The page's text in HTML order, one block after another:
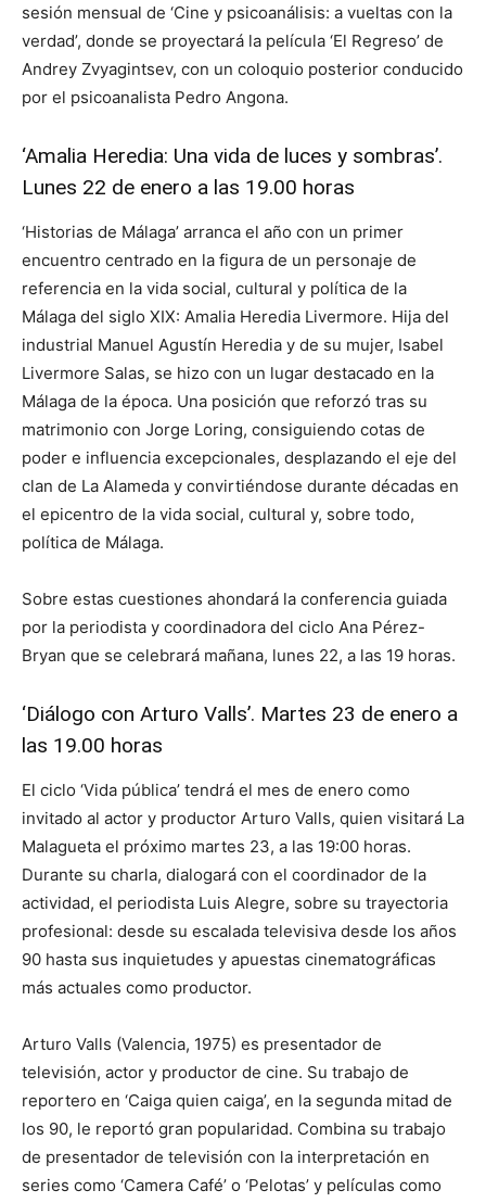
sesión mensual de ‘Cine y psicoanálisis: a vueltas con la
verdad’, donde se proyectará la película ‘El Regreso’ de
Andrey Zvyagintsev, con un coloquio posterior conducido
por el psicoanalista Pedro Angona.
‘Amalia Heredia: Una vida de luces y sombras’.
Lunes 22 de enero a las 19.00 horas
‘Historias de Málaga’ arranca el año con un primer
encuentro centrado en la figura de un personaje de
referencia en la vida social, cultural y política de la
Málaga del siglo XIX: Amalia Heredia Livermore. Hija del
industrial Manuel Agustín Heredia y de su mujer, Isabel
Livermore Salas, se hizo con un lugar destacado en la
Málaga de la época. Una posición que reforzó tras su
matrimonio con Jorge Loring, consiguiendo cotas de
poder e influencia excepcionales, desplazando el eje del
clan de La Alameda y convirtiéndose durante décadas en
el epicentro de la vida social, cultural y, sobre todo,
política de Málaga.
Sobre estas cuestiones ahondará la conferencia guiada
por la periodista y coordinadora del ciclo Ana Pérez-
Bryan que se celebrará mañana, lunes 22, a las 19 horas.
‘Diálogo con Arturo Valls’. Martes 23 de enero a
las 19.00 horas
El ciclo ‘Vida pública’ tendrá el mes de enero como
invitado al actor y productor Arturo Valls, quien visitará La
Malagueta el próximo martes 23, a las 19:00 horas.
Durante su charla, dialogará con el coordinador de la
actividad, el periodista Luis Alegre, sobre su trayectoria
profesional: desde su escalada televisiva desde los años
90 hasta sus inquietudes y apuestas cinematográficas
más actuales como productor.
Arturo Valls (Valencia, 1975) es presentador de
televisión, actor y productor de cine. Su trabajo de
reportero en ‘Caiga quien caiga’, en la segunda mitad de
los 90, le reportó gran popularidad. Combina su trabajo
de presentador de televisión con la interpretación en
series como ‘Camera Café’ o ‘Pelotas’ y películas como